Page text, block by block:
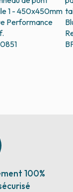
1 - 450x450mm
Performance
100%